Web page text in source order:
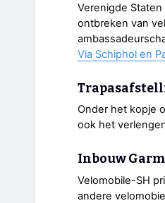
Verenigde
ontbreken van
Via Schiphol en
Onder het kopje
ook het
Inbouw
Velomobile-SH
andere